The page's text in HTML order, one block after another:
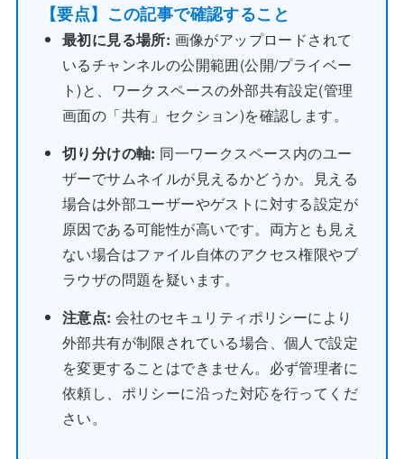
【要点】この記事で確認すること
最初に見る場所: 画像がアップロードされて
いるチャンネルの公開範囲(公開/プライベー
ト)と、ワークスペースの外部共有設定(管理
画面の「共有」セクション)を確認します。
切り分けの軸: 同一ワークスペース内のユー
ザーでサムネイルが見えるかどうか。見える
場合は外部ユーザーやゲストに対する設定が
原因である可能性が高いです。両方とも見え
ない場合はファイル自体のアクセス権限やブ
ラウザの問題を疑います。
注意点: 会社のセキュリティポリシーにより
外部共有が制限されている場合、個人で設定
を変更することはできません。必ず管理者に
依頼し、ポリシーに沿った対応を行ってくだ
さい。